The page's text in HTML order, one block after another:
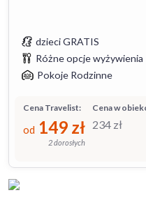
dzieci GRATIS
Różne opcje wyżywienia
Pokoje Rodzinne
Cena w
234 zł
Cena Travelist:
od 149 zł
2 dorosłych